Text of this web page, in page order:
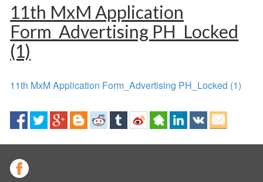
11th MxM Application
Form_Advertising PH_Locked
(1)
11th MxM Application Form_Advertising PH_Locked (1)